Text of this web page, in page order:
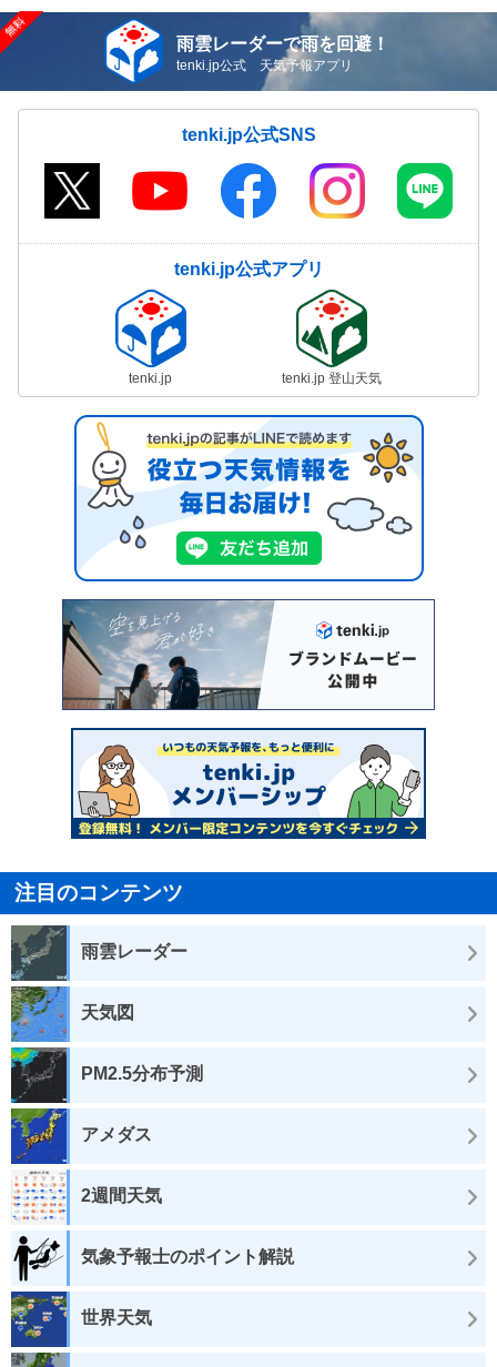
雨雲レーダーで雨を回避！
tenki.jp公式 天気予報アプリ
tenki.jp公式SNS
tenki.jp公式アプリ
tenki.jp tenki.jp 登山天気
注目のコンテンツ
雨雲レーダー
天気図
PM2.5分布予測
アメダス
2週間天気
気象予報士のポイント解説
世界天気